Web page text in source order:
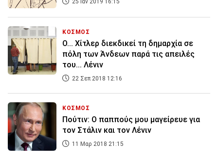
25 Ιαν 2019 16:15
ΚΟΣΜΟΣ
Ο... Χίτλερ διεκδικεί τη δημαρχία σε
πόλη των Άνδεων παρά τις απειλές
του... Λένιν
22 Σεπ 2018 12:16
ΚΟΣΜΟΣ
Πούτιν: Ο παππούς μου μαγείρευε για
τον Στάλιν και τον Λένιν
11 Μαρ 2018 21:15